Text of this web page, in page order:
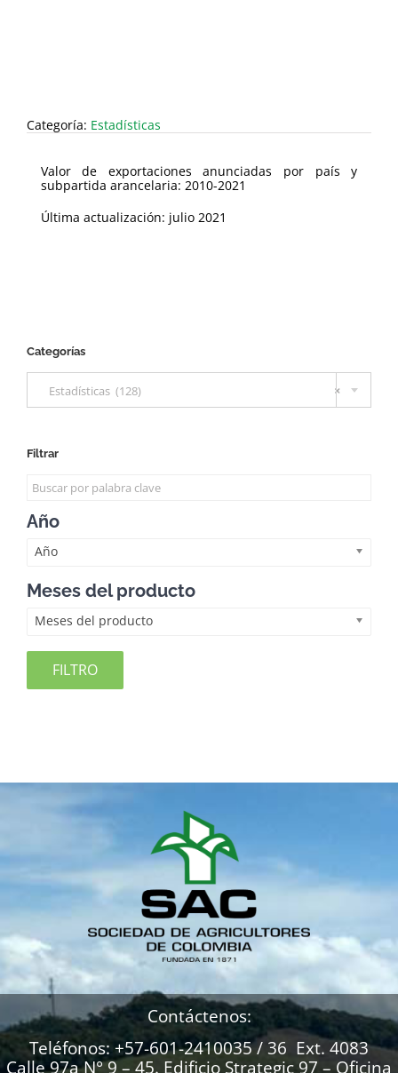
Categoría: Estadísticas
Valor de exportaciones anunciadas por país y
subpartida arancelaria: 2010-2021
Última actualización: julio 2021
Categorías
×
Estadísticas (128)
Filtrar
Año
Año
Meses del producto
Meses del producto
FILTRO
Contáctenos:
Teléfonos: +57-601-2410035 / 36 Ext. 4083
Calle 97a N° 9 – 45. Edificio Strategic 97 – Oficina